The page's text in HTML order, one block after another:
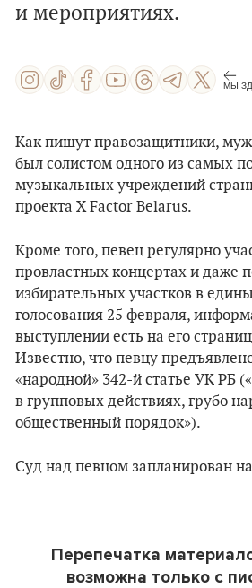
и мероприятиях.
МЫ
Как пишут правозащитники,
был солистом одного из самых
музыкальных учреждений
проекта X Factor Belarus.
Кроме того, певец регулярно
провластных концертах и даже
избирательных участков в
голосования 25 февраля,
выступлении есть на его
Известно, что певцу
«народной» 342-й статье УК РБ
в групповых действиях, грубо
общественный порядок»).
Суд над певцом запланирован
Перепечатка
возможна только с